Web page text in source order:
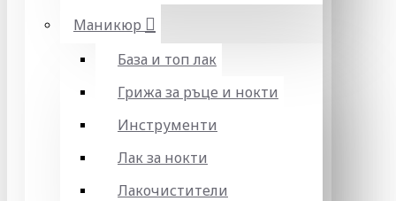
Маникюр
База и топ лак
Грижа за ръце и нокти
Инструменти
Лак за нокти
Лакочистители